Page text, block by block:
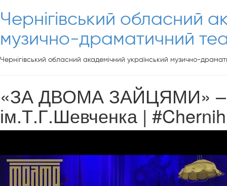
Чернігівський обласний
музично-драматичний
Чернігівський обласний академічний український музично-
«ЗА ДВОМА ЗАЙЦЯМИ» –
ім.Т.Г.Шевченка |